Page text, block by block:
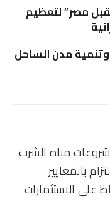
مصر” لتعظيم
مدن الساحل
مياه الشرب
بالمعايير
على الاستثمارات